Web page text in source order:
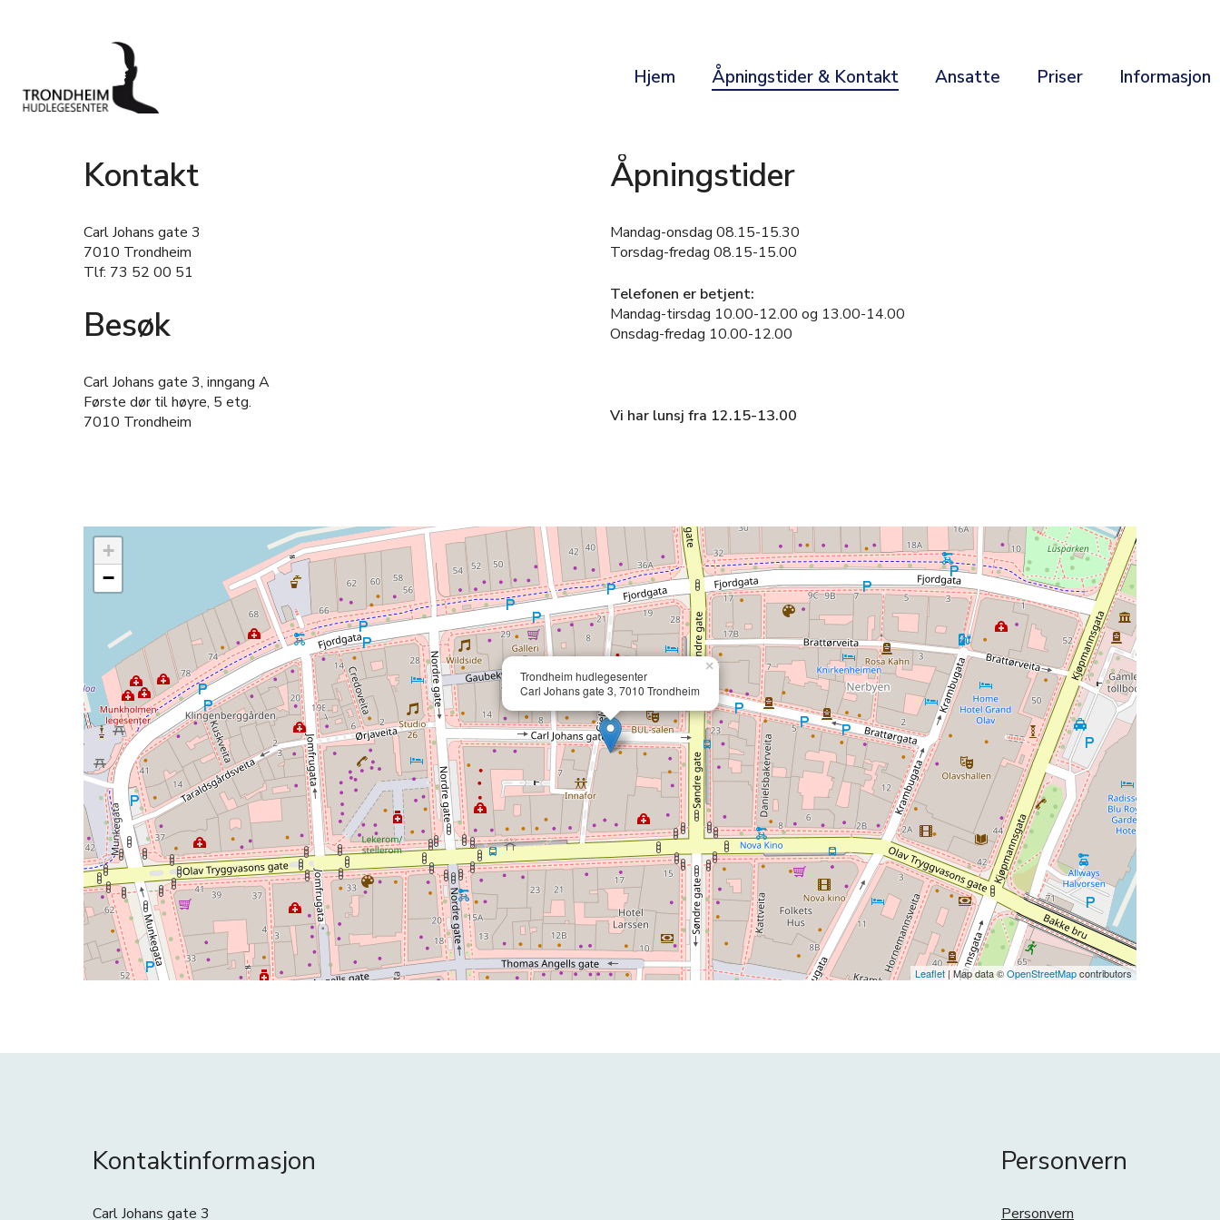
Hjem Åpningstider & Kontakt Ansatte Priser Informasjon
Kontakt
Carl Johans gate 3
7010 Trondheim
Tlf: 73 52 00 51
Besøk
Carl Johans gate 3, inngang A
Første dør til høyre, 5 etg.
7010 Trondheim
Åpningstider
Mandag-onsdag 08.15-15.30
Torsdag-fredag 08.15-15.00
Telefonen er betjent:
Mandag-tirsdag 10.00-12.00 og 13.00-14.00
Onsdag-fredag 10.00-12.00
Vi har lunsj fra 12.15-13.00
Trondheim hudlegesenter
Carl Johans gate 3, 7010 Trondheim
×
+
−
Leaflet| Map data ©OpenStreetMapcontributors
Kontaktinformasjon
Carl Johans gate 3
Personvern
Personvern